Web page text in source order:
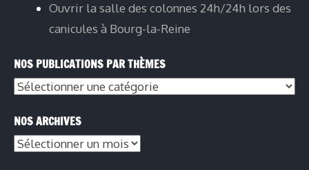
Ouvrir la salle des colonnes 24h/24h lors des
canicules à Bourg-la-Reine
NOS PUBLICATIONS PAR THÈMES
NOS ARCHIVES